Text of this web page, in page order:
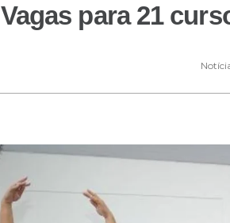
Vagas para 21